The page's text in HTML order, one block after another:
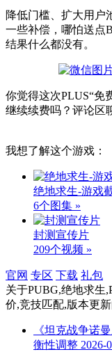
降低门槛、扩大用户
一些补偿 ， 哪怕送点
结果什么都没有。
你觉得这次PLUS“免
继续续费吗？评论区
我想了解这个游戏：
绝地求生-游戏
6个图集 »
封测宣传片
209个视频 »
官网 专区 下载 礼包
关于PUBG,绝地求生
价,竞技匹配,版本更新
《坦克战争诺
衡性调整 2026-